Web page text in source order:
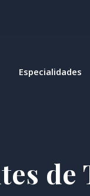
Especialidades
de